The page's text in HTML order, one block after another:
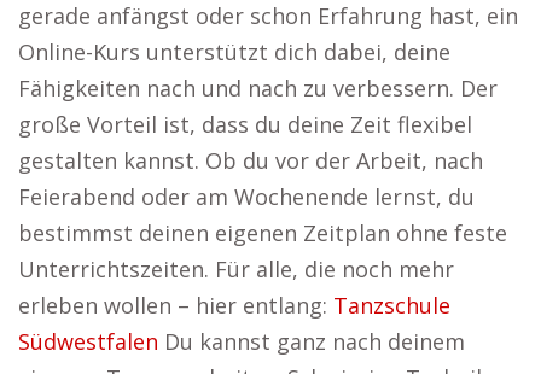
gerade anfängst oder schon Erfahrung hast, ein
Online-Kurs unterstützt dich dabei, deine
Fähigkeiten nach und nach zu verbessern. Der
große Vorteil ist, dass du deine Zeit flexibel
gestalten kannst. Ob du vor der Arbeit, nach
Feierabend oder am Wochenende lernst, du
bestimmst deinen eigenen Zeitplan ohne feste
Unterrichtszeiten. Für alle, die noch mehr
erleben wollen – hier entlang: Tanzschule
Südwestfalen Du kannst ganz nach deinem